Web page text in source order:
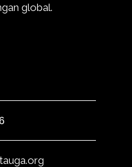
global.